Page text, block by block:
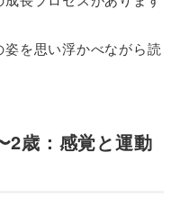
を思い浮かべながら読
歳：感覚と運動